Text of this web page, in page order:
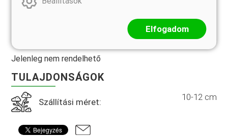
Az alábbi áron 10 db hagymát küldünk!
Jelenleg nem rendelhető
TULAJDONSÁGOK
Szállítási méret: 10-12 cm
Elfogadom